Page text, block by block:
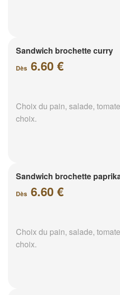
Sandwich brochette curry
Dès 6.60 €
Choix du pain, salade,
choix.
Sandwich brochette
Dès 6.60 €
Choix du pain, salade,
choix.